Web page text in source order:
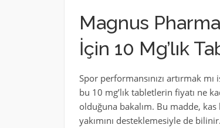
Magnus
İçin 10 Mg’lık
Spor performansınızı artırmak
bu 10 mg’lık tabletlerin fiyatı ne
olduğuna bakalım. Bu madde,
yakımını desteklemesiyle de